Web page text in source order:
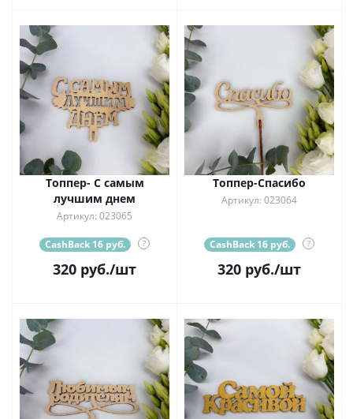
Топпер- С самым
лучшим днем
Артикул: 023065
CashBack 16 руб. ?
320 руб./шт
Топпер-Спасибо
Артикул: 023064
CashBack 16 руб. ?
320 руб./шт